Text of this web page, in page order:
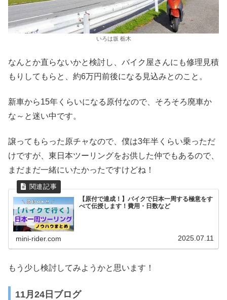
いろは坂 栃木
なんとか直らないかと検討し、バイク屋さんにも修理見積
もりしてもらと、約6万円前後になる見込みとのこと。
新車から15年くらいになる原付なので、そろそろ廃車か
な～と迷い中です。
譲ってもらった原チャなので、僕は3年半くらい乗っただ
けですが、東日本ツーリングをお供した仲でもあるので、
まだまだ一緒にいたかったですけどね！
【原付で達成！】バイクで日本一周する極意をす
べて伝授します！費用・日数など
mini-rider.com 2025.07.11
もう少し検討してみようかと思います！
11月24日ブログ